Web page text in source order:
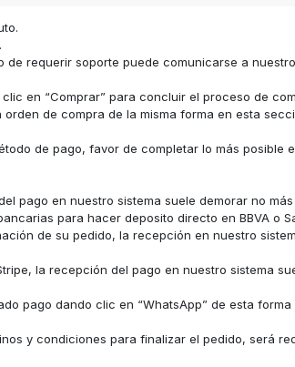
requerir soporte puede comunicarse a
en “Comprar” para concluir el proceso de
de compra de la misma forma en esta
de pago, favor de completar lo más posible
pago en nuestro sistema suele demorar no más
para hacer deposito directo en BBVA o
de su pedido, la recepción en nuestro
la recepción del pago en nuestro sistema
pago dando clic en “WhatsApp” de esta
y condiciones para finalizar el pedido, será